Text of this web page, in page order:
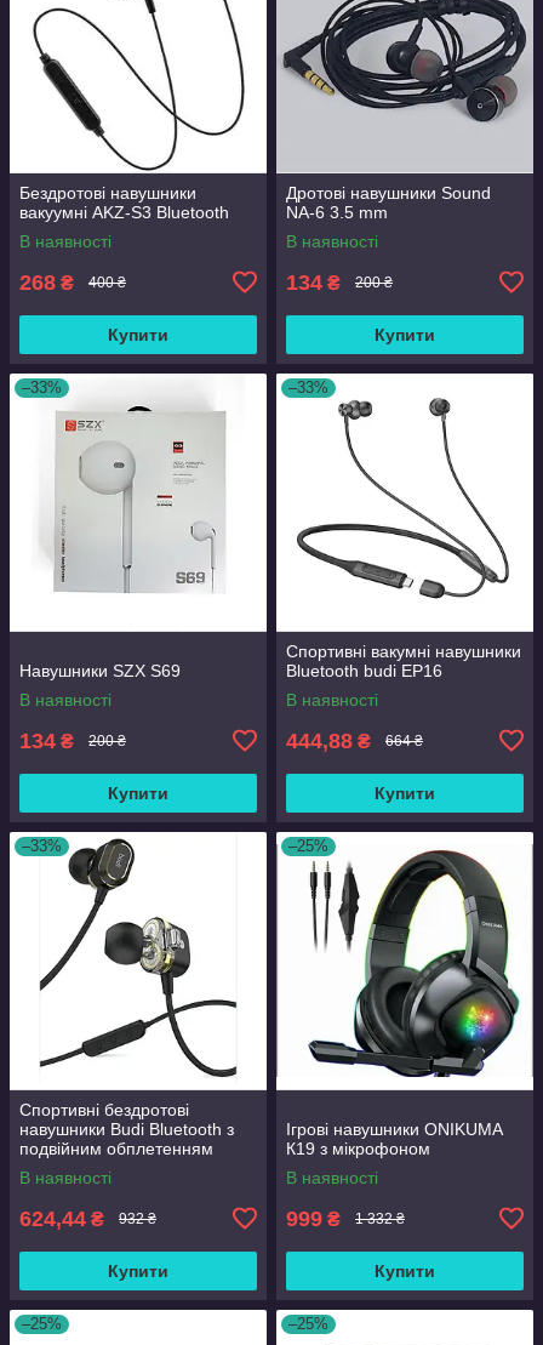
Бездротові навушники
вакуумні AKZ-S3 Bluetooth
В наявності
268 ₴ 400 ₴
Купити
Дротові навушники Sound
NA-6 3.5 mm
В наявності
134 ₴ 200 ₴
Купити
–33%
Навушники SZX S69
В наявності
134 ₴ 200 ₴
Купити
–33%
Спортивні вакумні навушники
Bluetooth budi EP16
В наявності
444,88 ₴ 664 ₴
Купити
–33%
Спортивні бездротові
навушники Budi Bluetooth з
подвійним обплетенням
В наявності
624,44 ₴ 932 ₴
Купити
–25%
Ігрові навушники ONIKUMA
К19 з мікрофоном
В наявності
999 ₴ 1 332 ₴
Купити
–25% –25%